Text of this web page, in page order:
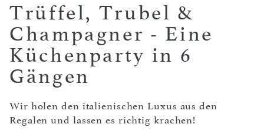
Trüffel, Trubel &
Champagner - Eine
Küchenparty in 6
Gängen
Wir holen den italienischen Luxus aus den
Regalen und lassen es richtig krachen!